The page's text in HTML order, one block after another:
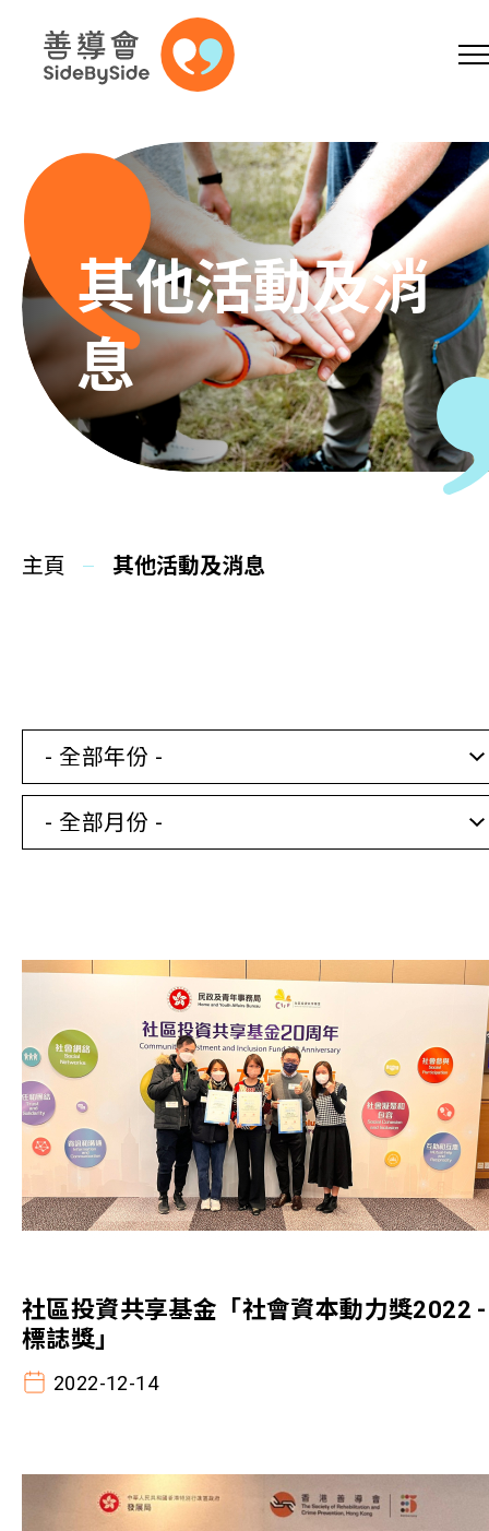
跳到內容（按回車鍵）
A A EN繁 简
主頁
本會服務
慈善活動
關於本會
聯絡我們
其他活動及消
息
主頁 其他活動及消息
- 全部年份 -
- 全部月份 -
社區投資共享基金「社會資本動力獎2022 -
標誌獎」
2022-12-14